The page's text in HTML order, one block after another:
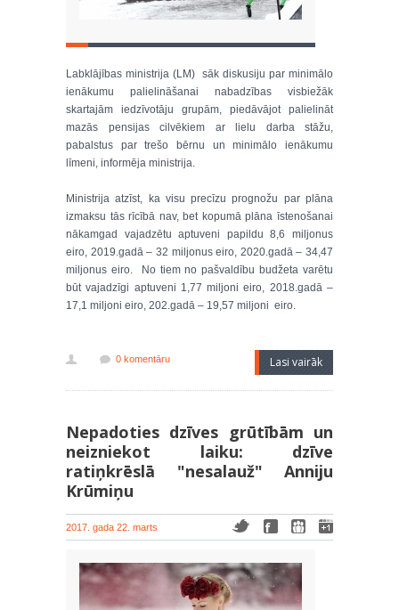
Labklājības ministrija (LM) sāk diskusiju par minimālo
ienākumu palielināšanai nabadzības visbiežāk
skartajām iedzīvotāju grupām, piedāvājot palielināt
mazās pensijas cilvēkiem ar lielu darba stāžu,
pabalstus par trešo bērnu un minimālo ienākumu
līmeni, informēja ministrija.
Ministrija atzīst, ka visu precīzu prognožu par plāna
izmaksu tās rīcībā nav, bet kopumā plāna īstenošanai
nākamgad vajadzētu aptuveni papildu 8,6 miljonus
eiro, 2019.gadā – 32 miljonus eiro, 2020.gadā – 34,47
miljonus eiro. No tiem no pašvaldību budžeta varētu
būt vajadzīgi aptuveni 1,77 miljoni eiro, 2018.gadā –
17,1 miljoni eiro, 202.gadā – 19,57 miljoni eiro.
0 komentāru Lasi vairāk
Nepadoties dzīves grūtībām un
neizniekot laiku: dzīve
ratiņkrēslā "nesalauž" Anniju
Krūmiņu
2017. gada 22. marts